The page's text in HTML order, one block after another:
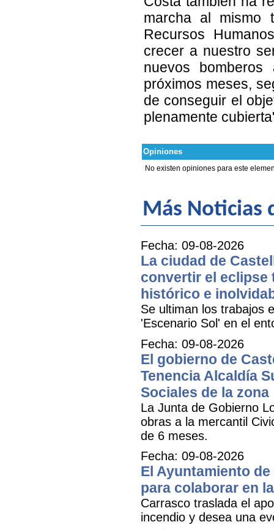
marcha al mismo
Recursos
crecer a nuestro
nuevos
próximos meses,
de conseguir el
plenamente
Opiniones
No existen opiniones para este
Más Noticias
Fecha: 09-08-2026
La ciudad de
convertir el eclipse
histórico e
Se ultiman los trabajos
'Escenario Sol' en el
Fecha: 09-08-2026
El gobierno de
Tenencia Alcaldía
Sociales de la zona
La Junta de Gobierno
obras a la mercantil
de 6 meses.
Fecha: 09-08-2026
El Ayuntamiento
para colaborar en
Carrasco traslada el
incendio y desea una